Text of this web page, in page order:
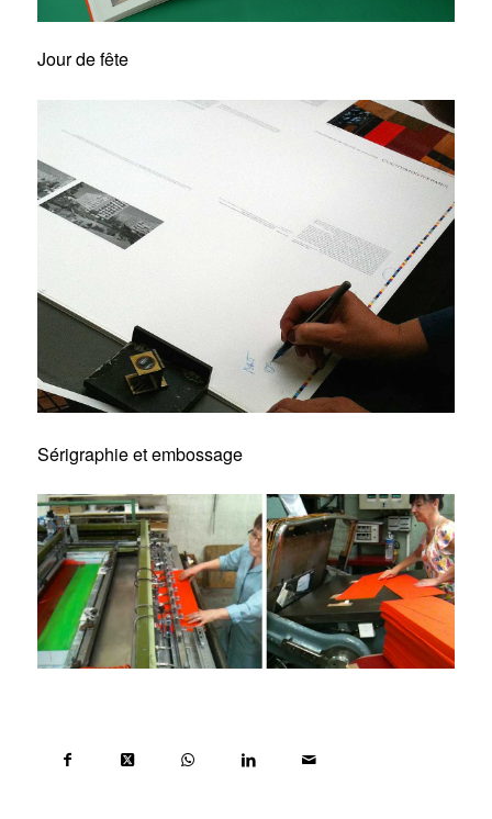
Jour de fête
Sérigraphie et embossage